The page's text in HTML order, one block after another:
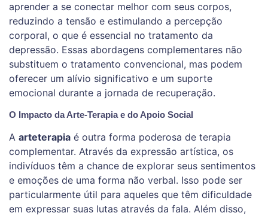
aprender a se conectar melhor com seus corpos,
reduzindo a tensão e estimulando a percepção
corporal, o que é essencial no tratamento da
depressão. Essas abordagens complementares não
substituem o tratamento convencional, mas podem
oferecer um alívio significativo e um suporte
emocional durante a jornada de recuperação.
O Impacto da Arte-Terapia e do Apoio Social
A arteterapia é outra forma poderosa de terapia
complementar. Através da expressão artística, os
indivíduos têm a chance de explorar seus sentimentos
e emoções de uma forma não verbal. Isso pode ser
particularmente útil para aqueles que têm dificuldade
em expressar suas lutas através da fala. Além disso,